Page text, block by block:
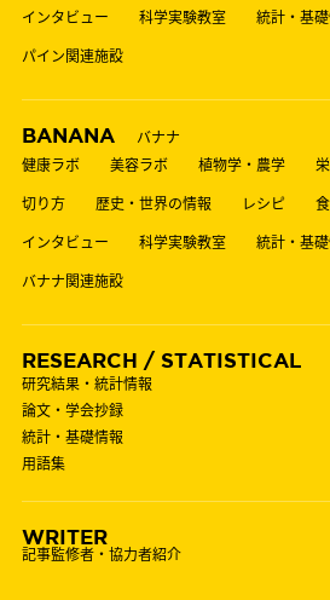
インタビュー
科学実験教室 統計・基
パイン関連施設
BANANA
バナナ
健康ラボ
美容ラボ 植物学・農学
切り方
歴史・世界の情報 レシピ
インタビュー
科学実験教室 統計・基
バナナ関連施設
RESEARCH / STATISTICAL
研究結果・統計情報
論文・学会抄録
統計・基礎情報
用語集
WRITER
記事監修者・協力者紹介